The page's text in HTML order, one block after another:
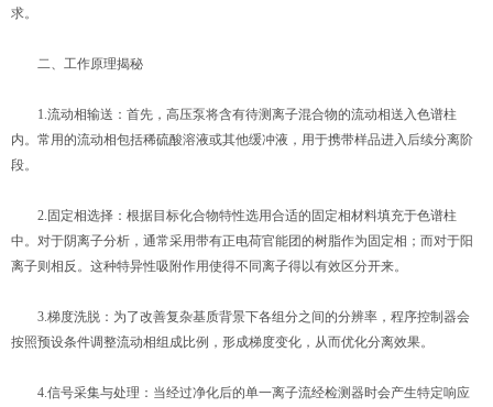
求。
二、工作原理揭秘
1.流动相输送：首先，高压泵将含有待测离子混合物的流动相送入色谱柱
内。常用的流动相包括稀硫酸溶液或其他缓冲液，用于携带样品进入后续分离阶
段。
2.固定相选择：根据目标化合物特性选用合适的固定相材料填充于色谱柱
中。对于阴离子分析，通常采用带有正电荷官能团的树脂作为固定相；而对于阳
离子则相反。这种特异性吸附作用使得不同离子得以有效区分开来。
3.梯度洗脱：为了改善复杂基质背景下各组分之间的分辨率，程序控制器会
按照预设条件调整流动相组成比例，形成梯度变化，从而优化分离效果。
4.信号采集与处理：当经过净化后的单一离子流经检测器时会产生特定响应